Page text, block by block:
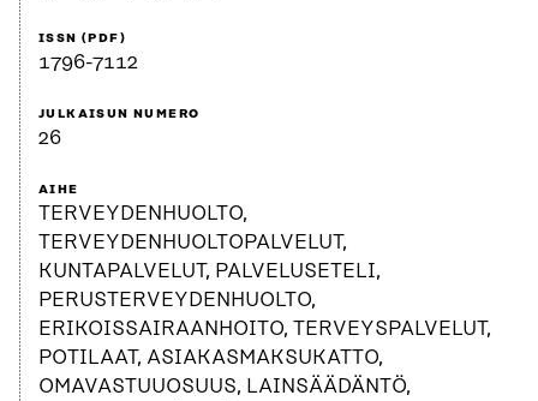
ISSN (PDF)
1796-7112
JULKAISUN NUMERO
26
AIHE
TERVEYDENHUOLTO,
TERVEYDENHUOLTOPALVELUT,
KUNTAPALVELUT, PALVELUSETELI,
PERUSTERVEYDENHUOLTO,
ERIKOISSAIRAANHOITO, TERVEYSPALVELUT,
POTILAAT, ASIAKASMAKSUKATTO,
OMAVASTUUOSUUS, LAINSÄÄDÄNTÖ,